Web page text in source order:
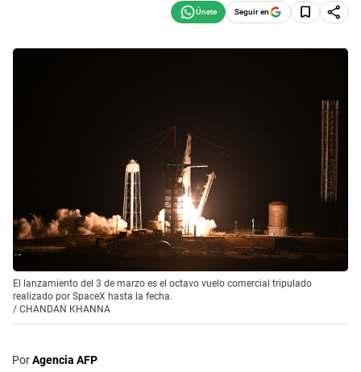
Seguir en
El lanzamiento del 3 de marzo es el octavo vuelo comercial tripulado
realizado por SpaceX hasta la fecha.
/ CHANDAN KHANNA
PorAgencia AFP